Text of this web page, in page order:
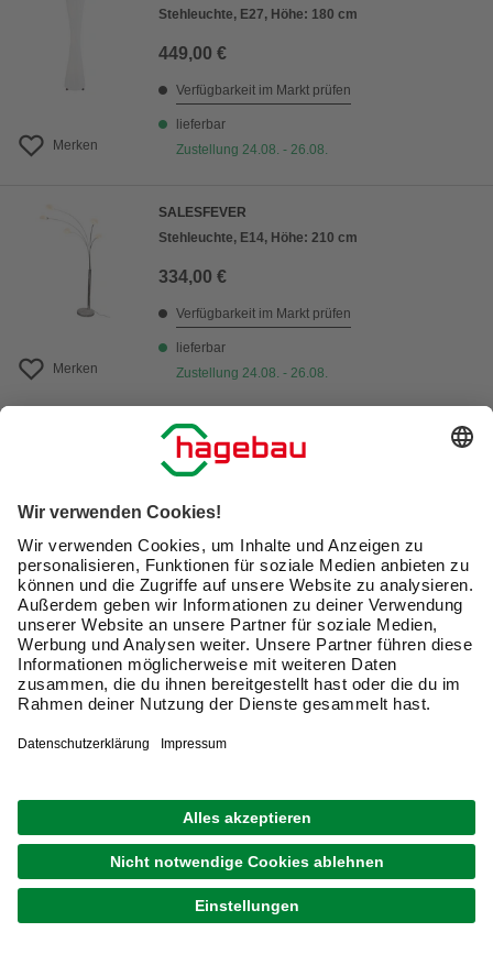
Merken
Stehleuchte, E27, Höhe: 180 cm
449,00 €
Verfügbarkeit im Markt prüfen
lieferbar
Zustellung 24.08. - 26.08.
Merken
SALESFEVER
Stehleuchte, E14, Höhe: 210 cm
334,00 €
Verfügbarkeit im Markt prüfen
lieferbar
Zustellung 24.08. - 26.08.
1 von4
Stehleuchte online kaufen – der große
Kaufratgeber für Stehlampen & Co.
Im Gegensatz zu Deckenleuchten haben Stehleuchten
einen großen Vorteil: Du kannst sie flexibel in dunkleren
Bereichen eines Zimmers aufstellen. Ob als Leselampe
oder zur atmosphärischen Gestaltung Deines Wohnraums:
Zwecke, für die sie sich eignen. Nachfolgend findest Du
können.
Verschiedene Stehleuchten für unterschiedliche